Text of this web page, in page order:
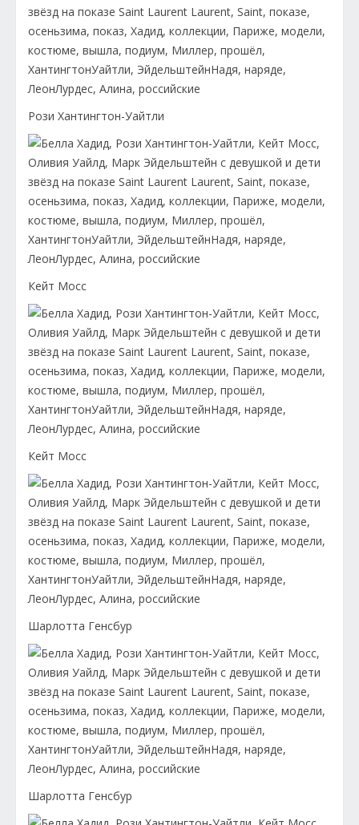
Рози Хантингтон-Уайтли
Кейт Мосс
Кейт Мосс
Шарлотта Генсбур
Шарлотта Генсбур